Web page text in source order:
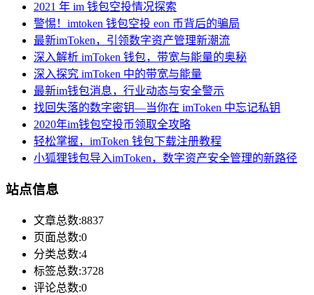
2021 年 im 钱包空投情况探索
警惕！imtoken 钱包空投 eon 币背后的骗局
最新imToken，引领数字资产管理新潮流
深入解析 imToken 钱包，带宽与能量的奥秘
深入探究 imToken 中的带宽与能量
最新im钱包消息，行业动态与安全警示
找回失落的数字密钥—当你在 imToken 中忘记私钥
2020年im钱包空投币领取全攻略
轻松掌握，imToken 钱包下载注册教程
小狐狸钱包导入imToken，数字资产安全管理的新路径
站点信息
文章总数:8837
页面总数:0
分类总数:4
标签总数:3728
评论总数:0